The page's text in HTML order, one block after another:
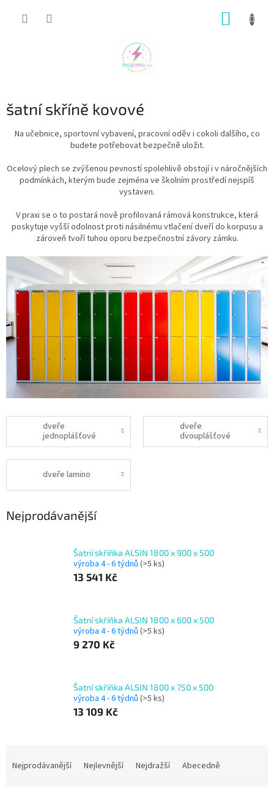
šatní skříně kovové
Na učebnice, sportovní vybavení, pracovní oděv i cokoli dalšího, co
budete potřebovat bezpečně uložit.
Ocelový plech se zvýšenou pevností spolehlivě obstojí i v náročnějších
podmínkách, kterým bude zejména ve školním prostředí nejspíš
vystaven.
V praxi se o to postará nově profilovaná rámová konstrukce, která
poskytuje vyšší odolnost proti násilnému vtlačení dveří do korpusu a
zároveň tvoří tuhou oporu bezpečnostní závory zámku.
dveře
jednoplášťové
dveře
dvouplášťové
dveře lamino
Nejprodávanější
Šatní skříňka ALSIN 1800 x 900 x 500
výroba 4 - 6 týdnů (>5 ks)
13 541 Kč
Šatní skříňka ALSIN 1800 x 600 x 500
výroba 4 - 6 týdnů (>5 ks)
9 270 Kč
Šatní skříňka ALSIN 1800 x 750 x 500
výroba 4 - 6 týdnů (>5 ks)
13 109 Kč
Nejprodávanější Nejlevnější Nejdražší Abecedně